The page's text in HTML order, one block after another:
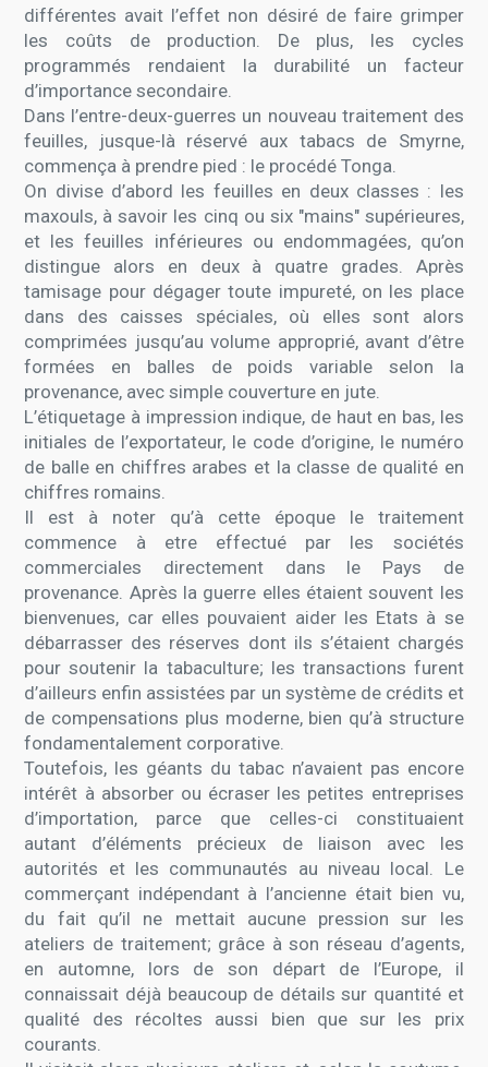
différentes avait l’effet non désiré de faire grimper
les coûts de production. De plus, les cycles
programmés rendaient la durabilité un facteur
d’importance secondaire.
Dans l’entre-deux-guerres un nouveau traitement des
feuilles, jusque-là réservé aux tabacs de Smyrne,
commença à prendre pied : le procédé Tonga.
On divise d’abord les feuilles en deux classes : les
maxouls, à savoir les cinq ou six "mains" supérieures,
et les feuilles inférieures ou endommagées, qu’on
distingue alors en deux à quatre grades. Après
tamisage pour dégager toute impureté, on les place
dans des caisses spéciales, où elles sont alors
comprimées jusqu’au volume approprié, avant d’être
formées en balles de poids variable selon la
provenance, avec simple couverture en jute.
L’étiquetage à impression indique, de haut en bas, les
initiales de l’exportateur, le code d’origine, le numéro
de balle en chiffres arabes et la classe de qualité en
chiffres romains.
Il est à noter qu’à cette époque le traitement
commence à etre effectué par les sociétés
commerciales directement dans le Pays de
provenance. Après la guerre elles étaient souvent les
bienvenues, car elles pouvaient aider les Etats à se
débarrasser des réserves dont ils s’étaient chargés
pour soutenir la tabaculture; les transactions furent
d’ailleurs enfin assistées par un système de crédits et
de compensations plus moderne, bien qu’à structure
fondamentalement corporative.
Toutefois, les géants du tabac n’avaient pas encore
intérêt à absorber ou écraser les petites entreprises
d’importation, parce que celles-ci constituaient
autant d’éléments précieux de liaison avec les
autorités et les communautés au niveau local. Le
commerçant indépendant à l’ancienne était bien vu,
du fait qu’il ne mettait aucune pression sur les
ateliers de traitement; grâce à son réseau d’agents,
en automne, lors de son départ de l’Europe, il
connaissait déjà beaucoup de détails sur quantité et
qualité des récoltes aussi bien que sur les prix
courants.